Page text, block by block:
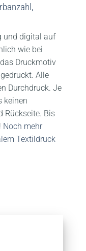
und digital auf
wie bei
Druckmotiv
Alle
Durchdruck. Je
keinen
Rückseite. Bis
Noch mehr
Textildruck